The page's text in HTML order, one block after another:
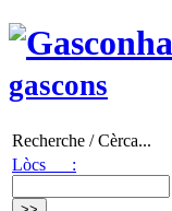
gascons
Recherche / Cèrca...
Lòcs :